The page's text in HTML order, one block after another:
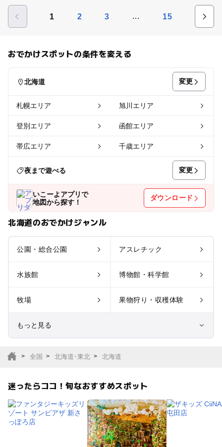
1 2 3 … 15
おでかけスポットの条件を変える
北海道 変更
札幌エリア 旭川エリア
登別エリア 函館エリア
帯広エリア 千歳エリア
夜まで遊べる 変更
いこーよアプリで
地図から探す！
ダウンロード
北海道のおでかけジャンル
公園・総合公園 アスレチック
水族館 博物館・科学館
牧場 果物狩り・収穫体験
もっと見る
サファリパーク
植物園・フラワーパー
ク
バーベキュー
全国 北海道･東北 北海道
迷ったらココ！旬なおすすめスポット